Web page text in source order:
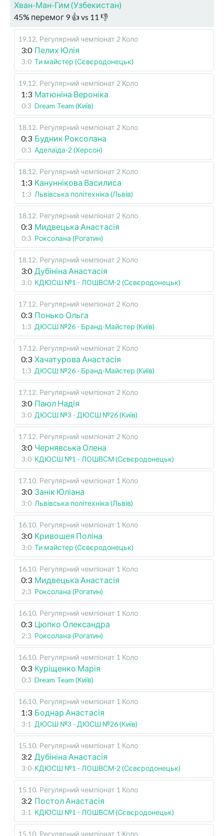
Хван-Ман-Гим (Узбекистан)
45% перемог 9👍 vs 11 👎
19.12. Регулярний чемпіонат 2 Коло
3:0 Пелих Юлія
3:0 Ти майстер (Сєвєродонецьк)
19.12. Регулярний чемпіонат 2 Коло
1:3 Матюніна Вероніка
0:3 Dream Team (Київ)
18.12. Регулярний чемпіонат 2 Коло
0:3 Будник Роксолана
0:3 Аделаїда-2 (Херсон)
18.12. Регулярний чемпіонат 2 Коло
1:3 Кануннікова Василиса
1:3 Львівська політехніка (Львів)
18.12. Регулярний чемпіонат 2 Коло
0:3 Мидвецька Анастасія
0:3 Роксолана (Рогатин)
18.12. Регулярний чемпіонат 2 Коло
3:0 Дубініна Анастасія
3:0 КДЮСШ №1 - ЛОШВСМ-2 (Сєвєродонецьк)
17.12. Регулярний чемпіонат 2 Коло
0:3 Понько Ольга
1:3 ДЮСШ №26 - Бранд-Майстер (Київ)
17.12. Регулярний чемпіонат 2 Коло
0:3 Хачатурова Анастасія
1:3 ДЮСШ №26 - Бранд-Майстер (Київ)
17.12. Регулярний чемпіонат 2 Коло
3:0 Паюл Надія
3:0 ДЮСШ №3 - ДЮСШ №26 (Київ)
17.12. Регулярний чемпіонат 2 Коло
3:0 Чернявська Олена
3:0 КДЮСШ №1 - ЛОШВСМ (Сєвєродонецьк)
17.10. Регулярний чемпіонат 1 Коло
3:0 Занік Юліана
3:0 Львівська політехніка (Львів)
16.10. Регулярний чемпіонат 1 Коло
3:0 Кривошея Поліна
3:0 Ти майстер (Сєвєродонецьк)
16.10. Регулярний чемпіонат 1 Коло
0:3 Мидвецька Анастасія
2:3 Роксолана (Рогатин)
16.10. Регулярний чемпіонат 1 Коло
0:3 Цюпко Олександра
2:3 Роксолана (Рогатин)
16.10. Регулярний чемпіонат 1 Коло
0:3 Куріщенко Марія
0:3 Dream Team (Київ)
16.10. Регулярний чемпіонат 1 Коло
1:3 Боднар Анастасія
3:1 ДЮСШ №3 - ДЮСШ №26 (Київ)
15.10. Регулярний чемпіонат 1 Коло
3:2 Дубініна Анастасія
3:0 КДЮСШ №1 - ЛОШВСМ-2 (Сєвєродонецьк)
15.10. Регулярний чемпіонат 1 Коло
3:2 Постол Анастасія
3:1 КДЮСШ №1 - ЛОШВСМ (Сєвєродонецьк)
15.10. Регулярний чемпіонат 1 Коло